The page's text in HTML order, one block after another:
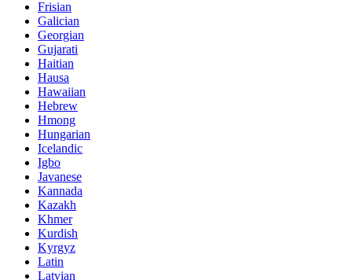
Frisian
Galician
Georgian
Gujarati
Haitian
Hausa
Hawaiian
Hebrew
Hmong
Hungarian
Icelandic
Igbo
Javanese
Kannada
Kazakh
Khmer
Kurdish
Kyrgyz
Latin
Latvian